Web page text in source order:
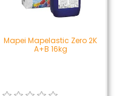
Mapei Mapelastic Zero 2K
A+B 16kg